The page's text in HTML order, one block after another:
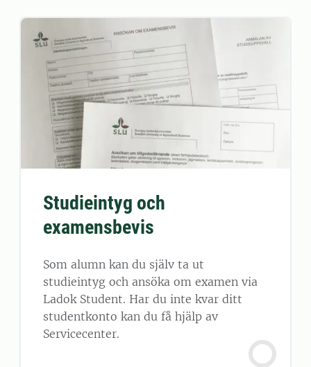
Studieintyg och
examensbevis
Som alumn kan du själv ta ut
studieintyg och ansöka om examen via
Ladok Student. Har du inte kvar ditt
studentkonto kan du få hjälp av
Servicecenter.